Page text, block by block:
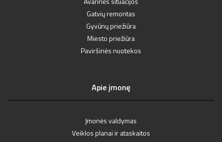
Gatvių remontas
Gyvūnų priežiūra
Miesto priežiūra
Paviršinės nuotekos
Apie įmonę
Įmonės valdymas
Veiklos planai ir ataskaitos